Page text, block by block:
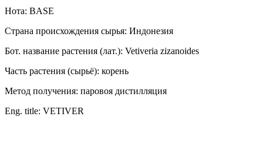
Нота: BASE
Страна происхождения сырья: Индонезия
Бот. название растения (лат.): Vetiveria zizanoides
Часть растения (сырьё): корень
Метод получения: паровоя дистилляция
Eng. title: VETIVER